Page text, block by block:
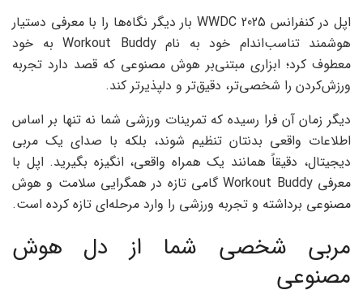
اپل در کنفرانس WWDC 2025 بار دیگر نگاه‌ها را با معرفی دستیار
هوشمند تناسب‌اندام خود به نام Workout Buddy به خود
معطوف کرد؛ ابزاری مبتنی‌بر هوش مصنوعی که قصد دارد تجربه
ورزش‌کردن را شخصی‌تر، دقیق‌تر و دلپذیرتر کند.
دیگر زمان آن فرا رسیده که تمرینات ورزشی‌ شما نه تنها بر اساس
اطلاعات واقعی بدنتان تنظیم شوند، بلکه با صدای یک مربی
دیجیتال، دقیقاً همانند یک همراه واقعی، انگیزه بگیرید. اپل با
معرفی Workout Buddy گامی تازه در همگرایی سلامت و هوش
مصنوعی برداشته و تجربه ورزشی را وارد مرحله‌ای تازه کرده است.
مربی شخصی شما از دل هوش
مصنوعی